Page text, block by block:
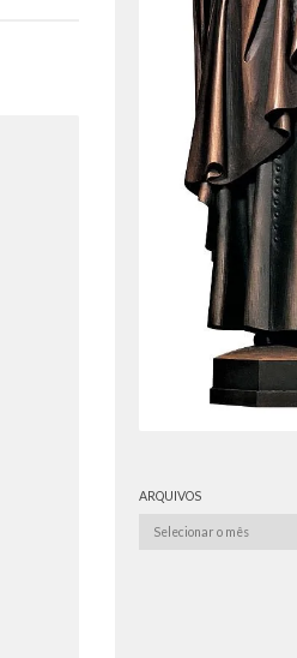
ARQUIVOS
Arquivos